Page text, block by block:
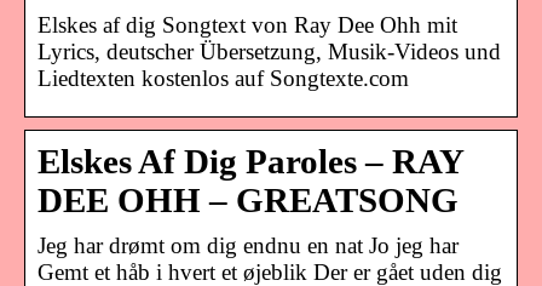
Elskes af dig Songtext von Ray Dee Ohh mit
Lyrics, deutscher Übersetzung, Musik-Videos und
Liedtexten kostenlos auf Songtexte.com
Elskes Af Dig Paroles – RAY
DEE OHH – GREATSONG
Jeg har drømt om dig endnu en nat Jo jeg har
Gemt et håb i hvert et øjeblik Der er gået uden dig